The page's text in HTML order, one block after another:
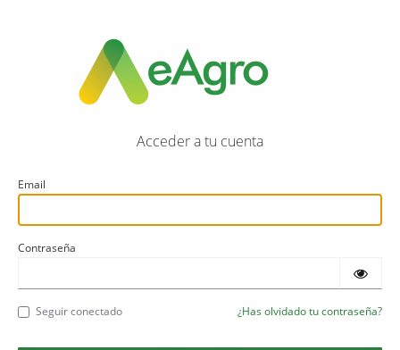
Acceder a tu cuenta
Email
Contraseña
Seguir conectado ¿Has olvidado tu contraseña?